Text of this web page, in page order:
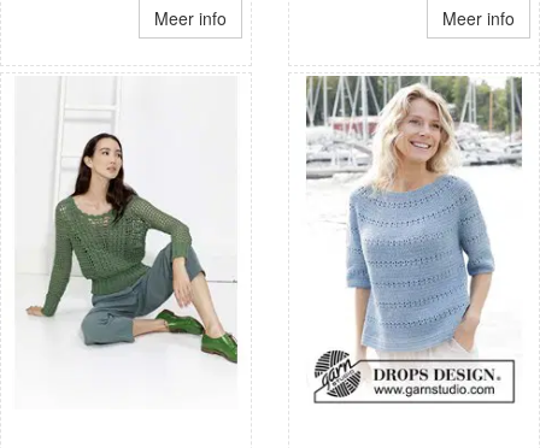
Meer info Meer info